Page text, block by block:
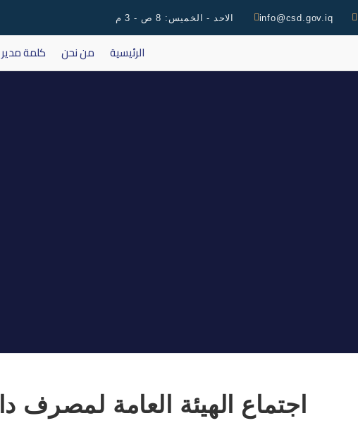
info@csd.gov.iq الاحد - الخميس: 8 ص - 3 م
الرئيسية من نحن كلمة مدير
اجتماع الهيئة العامة لمصرف